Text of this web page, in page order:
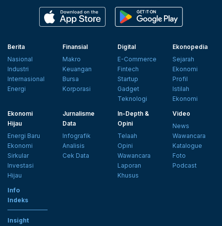
Berita
Nasional
Industri
Internasional
Energi
Finansial
Makro
Keuangan
Bursa
Korporasi
Digital
E-Commerce
Fintech
Startup
Gadget
Teknologi
Ekonopedia
Sejarah
Ekonomi
Profil
Istilah
Ekonomi
Ekonomi
Hijau
Energi Baru
Ekonomi
Sirkular
Investasi
Hijau
Jurnalisme
Data
Infografik
Analisis
Cek Data
In-Depth &
Opini
Telaah
Opini
Wawancara
Laporan
Khusus
Video
News
Wawancara
Katalogue
Foto
Podcast
Info
Indeks
Insight